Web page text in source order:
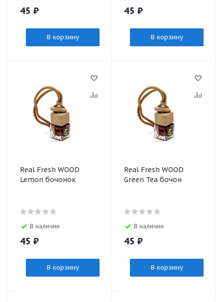
45 ₽
В корзину
45 ₽
В корзину
Real Fresh WOOD
Lemon бочонок
В наличии
45 ₽
В корзину
Real Fresh WOOD
Green Tea бочон
В наличии
45 ₽
В корзину